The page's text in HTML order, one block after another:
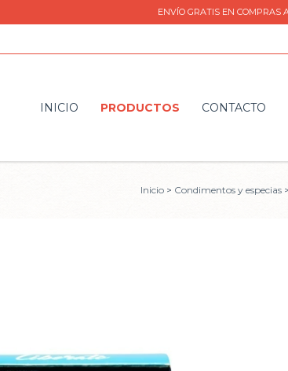
ENVÍO GRATIS EN COMPRAS
INICIO PRODUCTOS CONTACTO
Inicio > Condimentos y especias >